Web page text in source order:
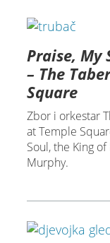
Praise, My
– The
Square
Zbor i orkestar
at Temple
Soul, the King
Murphy.